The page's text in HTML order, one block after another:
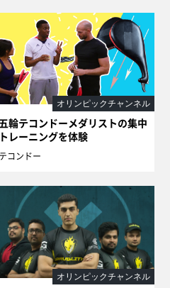
輪テコンドーメダリストの集中
トレーニングを体験
テコンドー
オリンピックチャンネル
オリンピックチャンネル